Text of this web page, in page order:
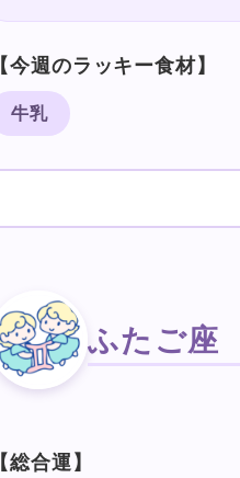
【今週のラッキー食材】
牛乳
ふたご座
【総合運】